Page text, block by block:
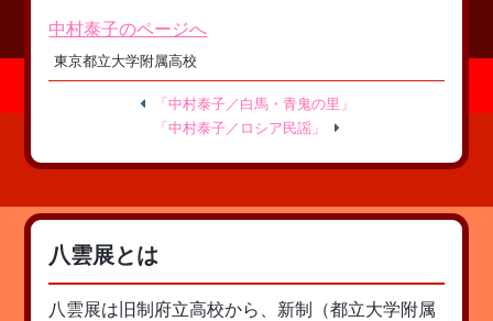
中村泰子のページへ
東京都立大学附属高校
「中村泰子／白馬・青鬼の里」
「中村泰子／ロシア民謡」
八雲展とは
八雲展は旧制府立高校から、新制（都立大学附属